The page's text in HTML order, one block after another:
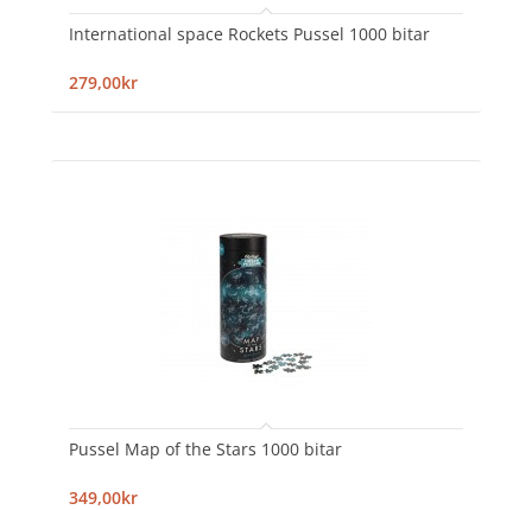
International space Rockets Pussel 1000 bitar
279,00kr
Pussel Map of the Stars 1000 bitar
349,00kr